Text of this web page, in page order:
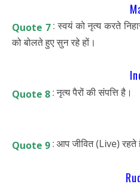
Quote 7 : स्वयं को नृत्य करते
को बोलते हुए सुन रहे हों।
Quote 8: नृत्य पैरों की संपत्ति है।
Quote 9: आप जीवित (Live)